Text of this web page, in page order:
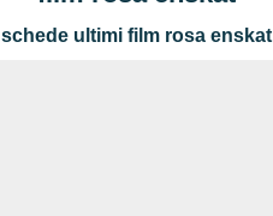
schede ultimi film rosa enskat